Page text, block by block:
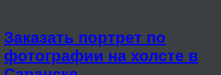
Заказать портрет по
фотографии на холсте в